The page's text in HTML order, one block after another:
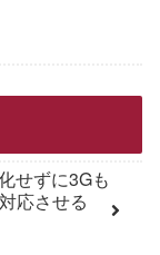
せずに3Gも
応させる